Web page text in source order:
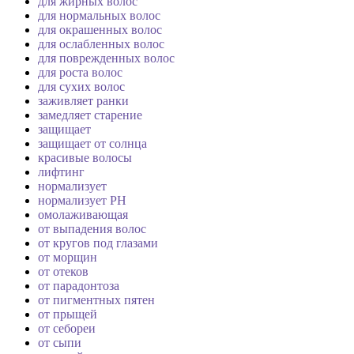
для нормальных волос
для окрашенных волос
для ослабленных волос
для поврежденных волос
для роста волос
для сухих волос
заживляет ранки
замедляет старение
защищает
защищает от солнца
красивые волосы
лифтинг
нормализует
нормализует PH
омолаживающая
от выпадения волос
от кругов под глазами
от морщин
от отеков
от парадонтоза
от пигментных пятен
от прыщей
от себореи
от сыпи